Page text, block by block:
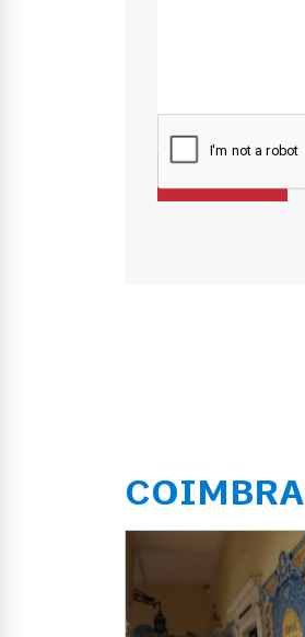
COIMBRA